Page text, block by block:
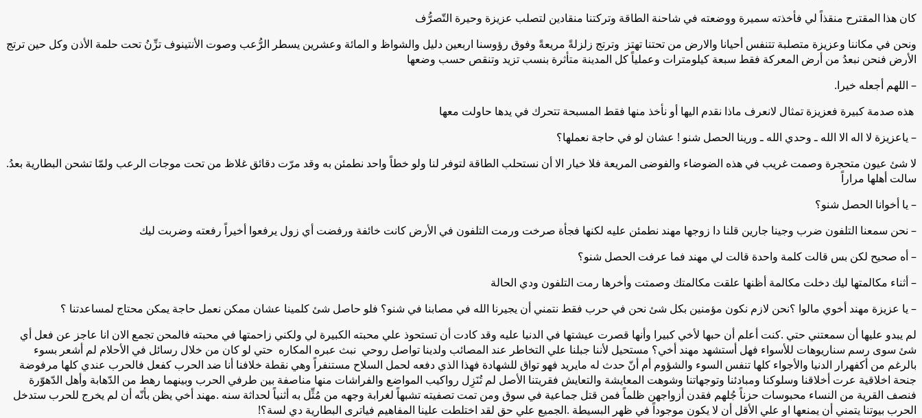
كان هذا المقترح منقذاً لي فأخذته سميرة ووضعته في شاحنة الطاقة وتركتنا منقادين لتصلب عزيزة وحيرة التّصرُّف
ونحن في مكاننا وعزيزة متصلبة تتنفس أحيانا والارض من تحتنا تهتز وترتج زلزلةً مريعةً وفوق رؤوسنا اربعين دليل والشواظ و المائة وعشرين يسطر الرُّعب وصوت الأنتينوف تزِّنُ تحت حلمة الأذن وكل حين ترتج
الأرض فنحن نبعدُ من أرض المعركة فقط سبعة كيلومترات وعملياً كل المدينة متأثرة بنسب تزيد وتنقص حسب وضعها
– اللهم أجعله خيرا.
هذه صدمة كبيرة فعزيزة تمثال لانعرف ماذا نقدم اليها أو نأخذ منها فقط المسبحة تتحرك في يدها حاولت معها
– ياعزيزة لا اله الا الله ـ وحدي الله ـ ورينا الحصل شنو ! عشان لو في حاجة نعملها؟
لا شئ عيون متحجرة وصمت غريب في هذه الضوضاء والفوضى المريعة فلا خيار الا أن نستحلب الطاقة لتوفر لنا ولو خطاً واحد نطمئن به وقد مرّت دقائق غلاظ من تحت موجات الرعب ولمّا تشحن البطارية بعدُ.
سالت أهلها مراراً
– يا أخوانا الحصل شنو؟
– نحن سمعنا التلفون ضرب وجينا جارين قلنا دا زوجها مهند نطمئن عليه لكنها فجأة صرخت ورمت التلفون في الأرض كانت خائفة ورفضت أي زول يرفعوا أخيراً رفعته وضربت ليك
– أه صحيح لكن بس قالت كلمة واحدة قالت لي مهند فما عرفت الحصل شنو؟
– أثناء مكالمتها ليك دخلت مكالمة أظنها علقت مكالمتك وصمتت وأخرها رمت التلفون ودي الحالة
– يا عزيزة مهند أخوي مالوا ؟نحن لازم نكون مؤمنين بكل شئ نحن في حرب فقط نتمني أن يجيرنا الله في مصابنا في شنو؟ فلو حاصل شئ كلمينا عشان ممكن نعمل حاجة يمكن محتاج لمساعدتنا ؟
لم يبدو عليها أن سمعتني حتي .كنت أعلم أن حبها لأخي كبيرا وأنها قصرت عيشتها في الدنيا عليه وقد كادت أن تستحوذ علي محبته الكبيرة لي ولكني زاحمتها في محبته فالمحن تجمع الان انا عاجز عن فعل أي
شئ سوى رسم سناريوهات للأسواء فهل أستشهد مهند أخي؟ مستحيل لأننا جبلنا علي التخاطر عند المصائب ولدينا تواصل روحي نبث عبره المكاره حتي لو كان من خلال رسائل في الأحلام لم أشعر بسوء
بالرغم من أكفهرار الدنيا والأجواء كلها تنفس السوء والشؤوم أم أنّ حدث له مايريد فهو تواق للشهادة فهذا الذي دفعه لحمل السلاح مستنفراً وهي نقطة خلافنا أنا ضد الحرب كفعل فالحرب عندي كلها مرفوضة
جنحة اخلاقية عرت أخلاقنا وسلوكنا ومبادئنا وتوجهاتنا وشوهت المعايشة والتعايش فقريتنا الأصل لم تُنَزِل رواكيب المواضع والفراشات منها مناصفة بين طرفي الحرب وبينهما رهط من الدّهابة وأهل الدّهوّرة
فنصف القرية من النساء محبوسات حزناً جُلهم فقدن أزواجهن ظلماً فمن قتل جماعية في سوق ومن تمت تصفيته تشبهاً لغرابة وجهه من مُثِّل به أثنياً لحداثة سنه .مهند أخي يظن بأنّه أن لم يخرج للحرب ستدخل
الحرب بيوتنا يتمني أن يمنعها او علي الأقل أن لا يكون موجوداً في ظهر البسيطة .الجميع علي حق لقد اختلطت علينا المفاهيم فياترى البطارية دي لسة؟!